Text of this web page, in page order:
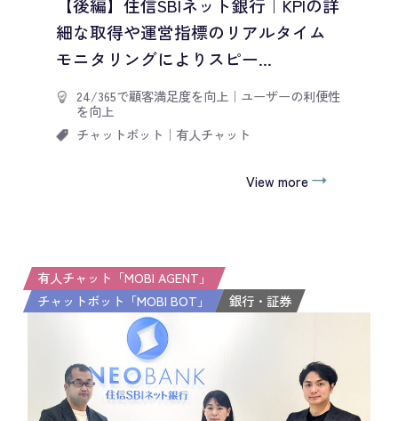
細な取得や運営指標のリアルタイム
モニタリングによりスピー...
24/365で顧客満足度を向上｜ ユーザーの利便性
を向上
チャットボット ｜ 有人チャット
View more
有人チャット「MOBI AGENT」
チャットボット「MOBI BOT」
銀行・証券